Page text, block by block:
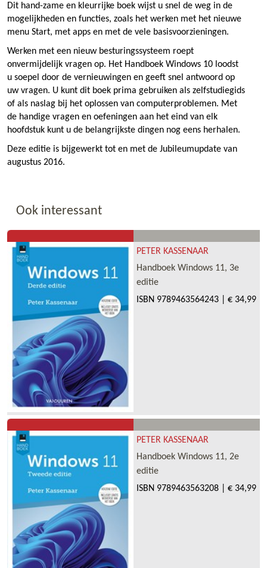
Dit hand-zame en kleurrijke boek wijst u snel de weg in de
mogelijkheden en functies, zoals het werken met het nieuwe
menu Start, met apps en met de vele basisvoorzieningen.
Werken met een nieuw besturingssysteem roept
onvermijdelijk vragen op. Het Handboek Windows 10 loodst
u soepel door de vernieuwingen en geeft snel antwoord op
uw vragen. U kunt dit boek prima gebruiken als zelfstudiegids
of als naslag bij het oplossen van computerproblemen. Met
de handige vragen en oefeningen aan het eind van elk
hoofdstuk kunt u de belangrijkste dingen nog eens herhalen.
Deze editie is bijgewerkt tot en met de Jubileumupdate van
augustus 2016.
Ook interessant
PETER KASSENAAR
Handboek Windows 11, 3e
editie
ISBN 9789463564243 € 34,99
PETER KASSENAAR
Handboek Windows 11, 2e
editie
ISBN 9789463563208 € 34,99